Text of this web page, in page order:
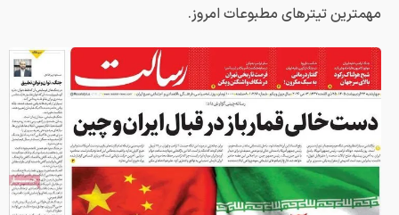
مهمترین تیترهای مطبوعات امروز.